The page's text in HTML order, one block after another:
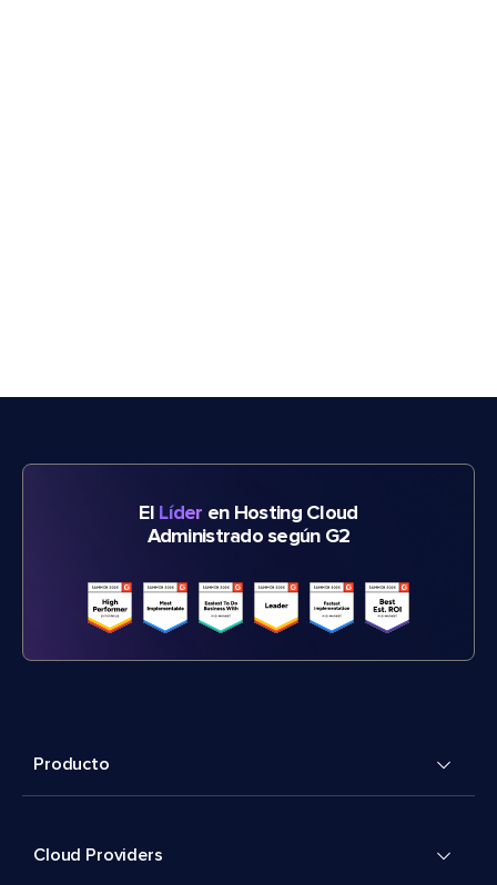
El Líder en Hosting Cloud
Administrado según G2
Producto
Cloud Providers